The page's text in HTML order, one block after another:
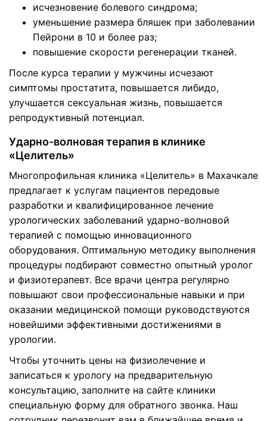
исчезновение болевого синдрома;
уменьшение размера бляшек при заболевании
Пейрони в 10 и более раз;
повышение скорости регенерации тканей.
После курса терапии у мужчины исчезают
симптомы простатита, повышается либидо,
улучшается сексуальная жизнь, повышается
репродуктивный потенциал.
Ударно-волновая терапия в клинике
«Целитель»
Многопрофильная клиника «Целитель» в Махачкале
предлагает к услугам пациентов передовые
разработки и квалифицированное лечение
урологических заболеваний ударно-волновой
терапией с помощью инновационного
оборудования. Оптимальную методику выполнения
процедуры подбирают совместно опытный уролог
и физиотерапевт. Все врачи центра регулярно
повышают свои профессиональные навыки и при
оказании медицинской помощи руководствуются
новейшими эффективными достижениями в
урологии.
Чтобы уточнить цены на физиолечение и
записаться к урологу на предварительную
консультацию, заполните на сайте клиники
специальную форму для обратного звонка. Наш